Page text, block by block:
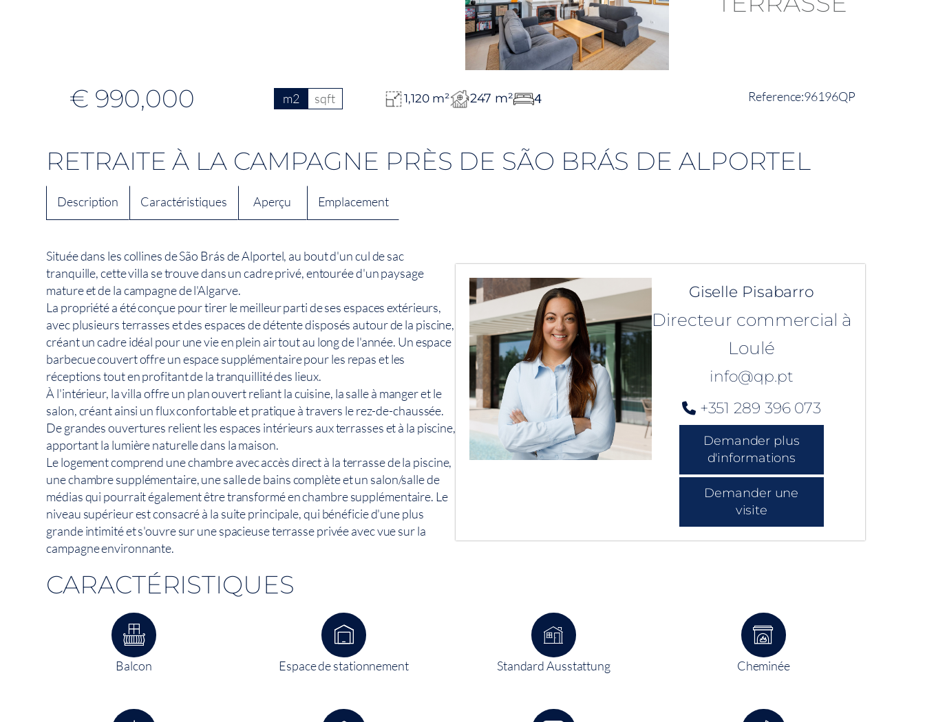
€ 990,000 m2 sqft 1,120 m² 247 m² 4 96196QP
RETRAITE À LA CAMPAGNE PRÈS DE SÃO BRÁS DE ALPORTEL
Description Caractéristiques Aperçu Emplacement
Située dans les collines de São Brás de Alportel, au bout d'un cul de sac
tranquille, cette villa se trouve dans un cadre privé, entourée d'un paysage
mature et de la campagne de l'Algarve.
La propriété a été conçue pour tirer le meilleur parti de ses espaces extérieurs,
avec plusieurs terrasses et des espaces de détente disposés autour de la piscine,
créant un cadre idéal pour une vie en plein air tout au long de l'année. Un espace
barbecue couvert offre un espace supplémentaire pour les repas et les
réceptions tout en profitant de la tranquillité des lieux.
À l'intérieur, la villa offre un plan ouvert reliant la cuisine, la salle à manger et le
salon, créant ainsi un flux confortable et pratique à travers le rez-de-chaussée.
De grandes ouvertures relient les espaces intérieurs aux terrasses et à la piscine,
apportant la lumière naturelle dans la maison.
Le logement comprend une chambre avec accès direct à la terrasse de la piscine,
une chambre supplémentaire, une salle de bains complète et un salon/salle de
médias qui pourrait également être transformé en chambre supplémentaire. Le
niveau supérieur est consacré à la suite principale, qui bénéficie d'une plus
grande intimité et s'ouvre sur une spacieuse terrasse privée avec vue sur la
campagne environnante.
Giselle Pisabarro
Directeur commercial à
Loulé
info@qp.pt
+351 289 396 073
Demander plus
d'informations
Demander une
visite
CARACTÉRISTIQUES
Balcon Espace de stationnement Standard Ausstattung Cheminée